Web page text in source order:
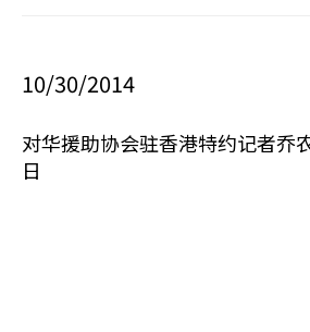
10/30/2014
对华援助协会驻香港特约记者
日